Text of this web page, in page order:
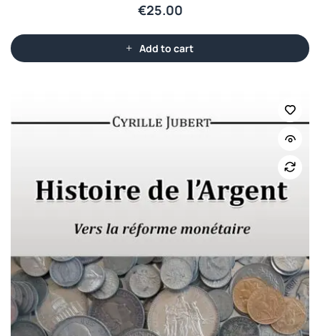
€25.00
Add to cart